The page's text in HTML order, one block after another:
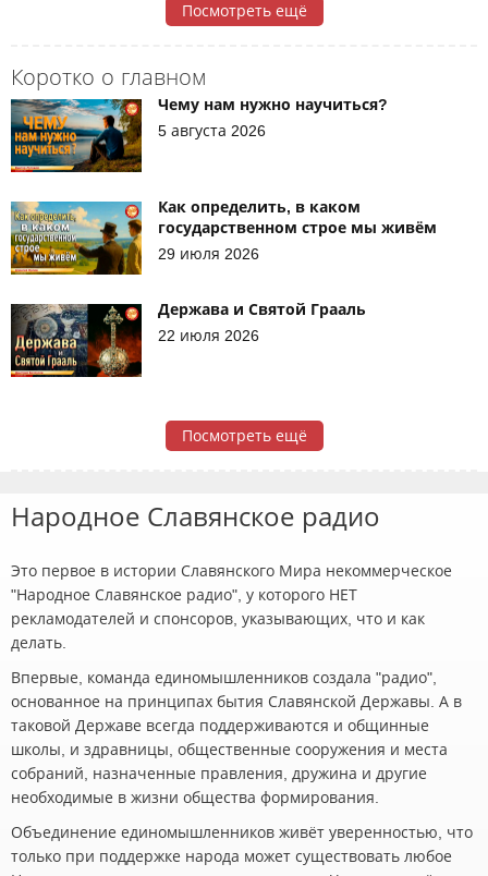
Коротко о главном
Чему нам нужно научиться?
5 августа 2026
Как определить, в каком
государственном строе мы живём
29 июля 2026
Держава и Святой Грааль
22 июля 2026
Посмотреть ещё
Посмотреть ещё
Народное Славянское радио
Это первое в истории Славянского Мира некоммерческое
"Народное Славянское радио", у которого НЕТ
рекламодателей и спонсоров, указывающих, что и как
делать.
Впервые, команда единомышленников создала "радио",
основанное на принципах бытия Славянской Державы. А в
таковой Державе всегда поддерживаются и общинные
школы, и здравницы, общественные сооружения и места
собраний, назначенные правления, дружина и другие
необходимые в жизни общества формирования.
Объединение единомышленников живёт уверенностью, что
только при поддержке народа может существовать любое